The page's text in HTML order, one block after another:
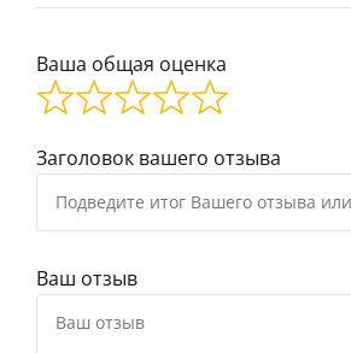
Ваша общая оценка
Заголовок вашего отзыва
Ваш отзыв